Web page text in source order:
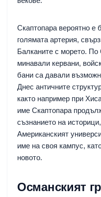
Скаптопара вероятно е
голямата артерия,
Балканите с морето. По
минавали кервани,
бани са давали
Днес античните
както например при
име Скаптопара
съзнанието на
Американският
име на своя кампус,
новото.
Османският